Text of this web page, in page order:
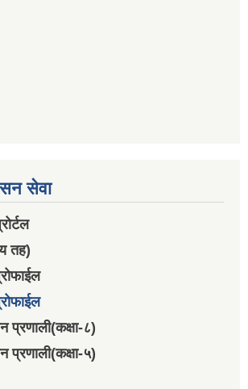
सेवा
तह)
प्रणाली(कक्षा-८)
प्रणाली(कक्षा-५)